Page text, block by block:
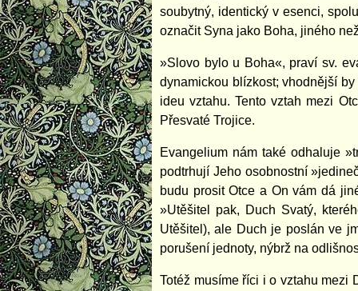
soubytný, identický v esenci,
označit Syna jako Boha, jiného
»Slovo bylo u Boha«, praví sv.
dynamickou blízkost; vhodnější
ideu vztahu. Tento vztah mezi
Přesvaté Trojice.
Evangelium nám také odhaluje
podtrhují Jeho osobnostní
budu prosit Otce a On vám dá
»Utěšitel pak, Duch Svatý,
Utěšitel), ale Duch je poslán ve
porušení jednoty, nýbrž na
Totéž musíme říci i o vztahu mezi